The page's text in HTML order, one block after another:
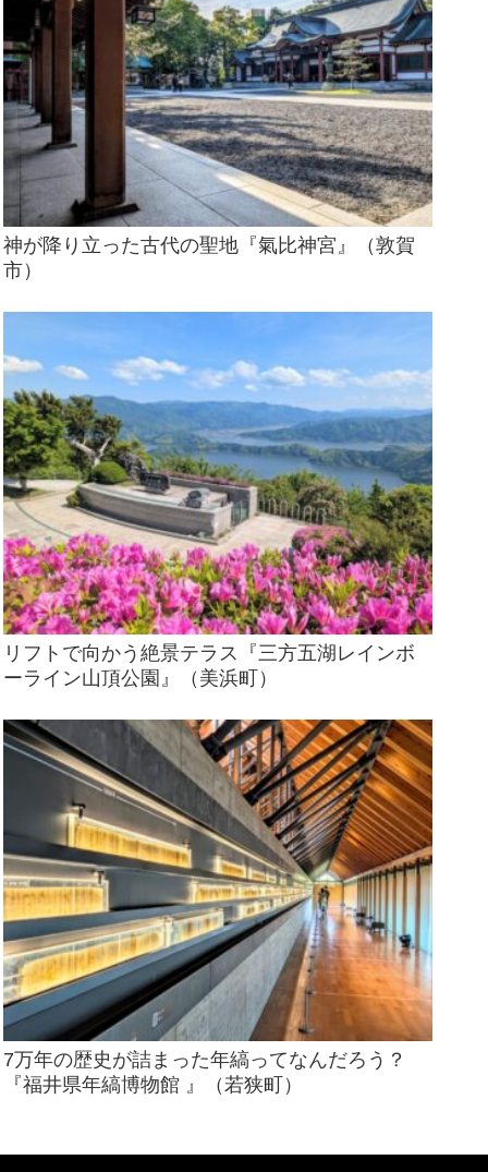
神が降り立った古代の聖地『氣比神宮』（敦賀
市）
リフトで向かう絶景テラス『三方五湖レインボ
ーライン山頂公園』（美浜町）
7万年の歴史が詰まった年縞ってなんだろう？
『福井県年縞博物館 』（若狭町）